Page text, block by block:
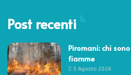
Post recenti
Piromani: chi
fiamme
5 Agosto 2026